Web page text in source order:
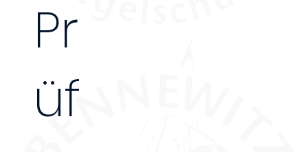
Pr
üf